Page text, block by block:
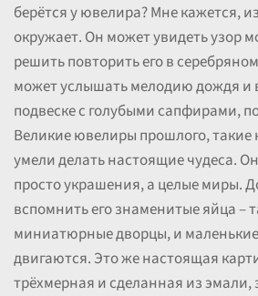
берётся у ювелира? Мне кажется,
окружает. Он может увидеть узор
решить повторить его в
может услышать мелодию дождя и
подвеске с голубыми сапфирами,
Великие ювелиры прошлого, такие
умели делать настоящие чудеса.
просто украшения, а целые миры.
вспомнить его знаменитые яйца –
миниатюрные дворцы, и
двигаются. Это же настоящая
трёхмерная и сделанная из эмали,